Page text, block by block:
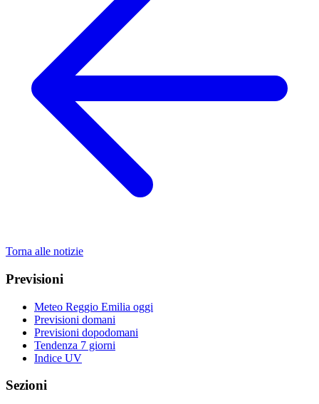
Torna alle notizie
Previsioni
Meteo Reggio Emilia oggi
Previsioni domani
Previsioni dopodomani
Tendenza 7 giorni
Indice UV
Sezioni